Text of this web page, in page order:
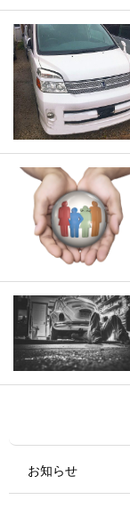
お知らせ